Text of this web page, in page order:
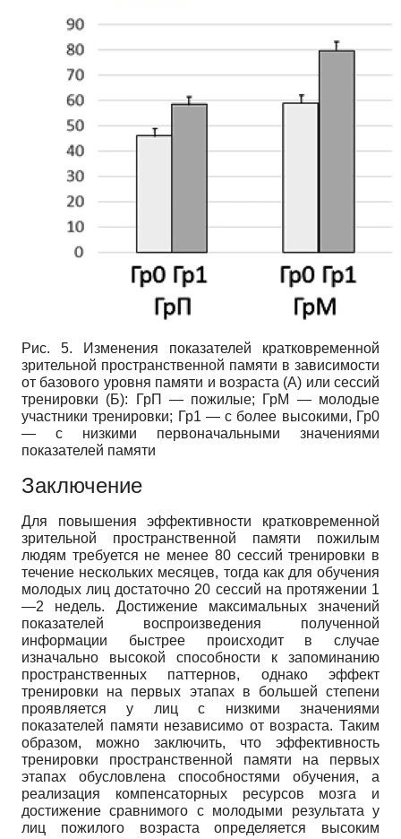
Рис. 5. Изменения показателей кратковременной
зрительной пространственной памяти в зависимости
от базового уровня памяти и возраста (А) или сессий
тренировки (Б): ГрП — пожилые; ГрМ — молодые
участники тренировки; Гр1 — с более высокими, Гр0
— с низкими первоначальными значениями
показателей памяти
Заключение
Для повышения эффективности кратковременной
зрительной пространственной памяти пожилым
людям требуется не менее 80 сессий тренировки в
течение нескольких месяцев, тогда как для обучения
молодых лиц достаточно 20 сессий на протяжении 1
—2 недель. Достижение максимальных значений
показателей воспроизведения полученной
информации быстрее происходит в случае
изначально высокой способности к запоминанию
пространственных паттернов, однако эффект
тренировки на первых этапах в большей степени
проявляется у лиц с низкими значениями
показателей памяти независимо от возраста. Таким
образом, можно заключить, что эффективность
тренировки пространственной памяти на первых
этапах обусловлена способностями обучения, а
реализация компенсаторных ресурсов мозга и
достижение сравнимого с молодыми результата у
лиц пожилого возраста определяется высоким